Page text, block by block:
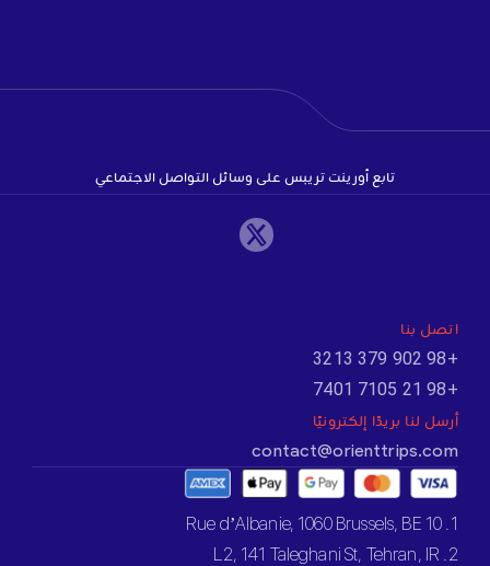
تابع أورينت تريبس على وسائل التواصل الاجتماعي
اتصل بنا
+98 902 379 3213
+98 21 7105 7401
أرسل لنا بريدًا إلكترونيًا
contact@orienttrips.com
1. 10 Rue d’Albanie, 1060 Brussels, BE
2. L2, 141 Taleghani St, Tehran, IR